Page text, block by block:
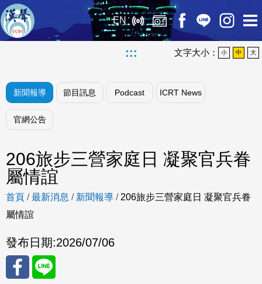
EN
::: 文字大小： 小 中 大
新聞報導 節目訊息 Podcast ICRT News
官網公告
206旅步三營家庭日 凝聚官兵眷
屬情誼
首頁 /最新消息 / 新聞報導 / 206旅步三營家庭日 凝聚官兵眷
屬情誼
發布日期:2026/07/06